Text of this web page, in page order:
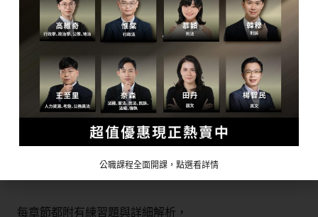
KIAO 贏戰公職系列課程
以「低負擔、高效率」為核心理念，
結合理論講解與實戰練習，
每章節都附有練習題與詳細解析，
公職課程全面開課，點選看詳情